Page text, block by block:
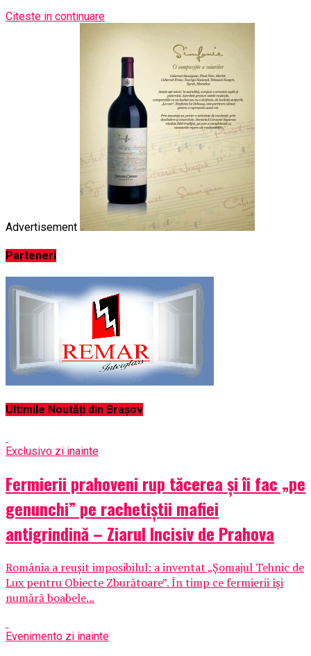
Citeste in continuare
Advertisement
Parteneri
Ultimile Noutăți din Brașov
Exclusivo zi inainte
Fermierii prahoveni rup tăcerea și îi fac „pe
genunchi” pe rachetiștii mafiei
antigrindină – Ziarul Incisiv de Prahova
România a reușit imposibilul: a inventat „Șomajul Tehnic de
Lux pentru Obiecte Zburătoare”. În timp ce fermierii își
numără boabele...
Evenimento zi inainte